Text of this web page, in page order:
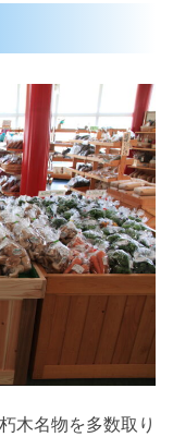
木名物を多数取り